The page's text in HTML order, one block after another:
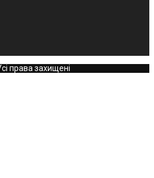
права захищені